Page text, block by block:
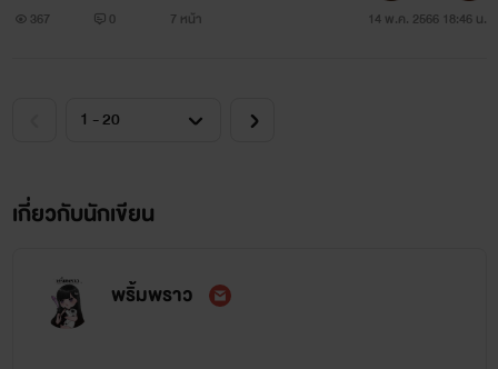
367 0 7 หน้า 14 พ.ค. 2566 18:46 น.
เกี่ยวกับนักเขียน
พริ้มพราว